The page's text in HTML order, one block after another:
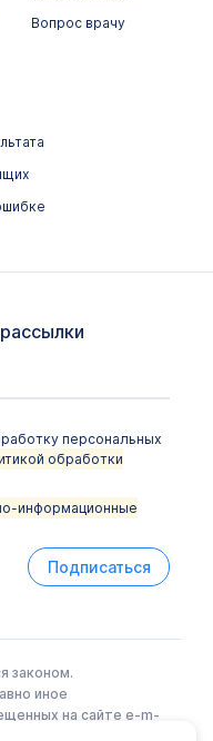
Вопрос врачу
персональных
обработки
информационные
Подписаться
законом.
иное
на сайте e-m-